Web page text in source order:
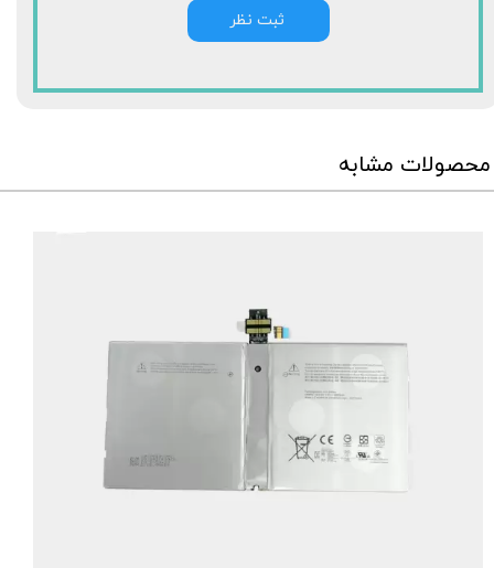
ثبت نظر
محصولات مشابه